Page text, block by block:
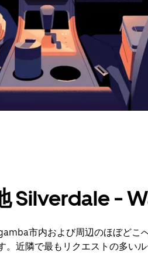
Silverdale -
市内および周辺のほぼどこ
。近隣で最もリクエストの多い